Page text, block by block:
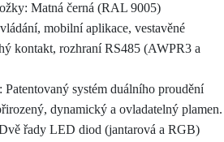
Matná černá (RAL 9005)
mobilní aplikace, vestavěné
kontakt, rozhraní RS485 (AWPR3 a
Patentovaný systém duálního proudění
dynamický a ovladatelný plamen.
řady LED diod (jantarová a RGB)